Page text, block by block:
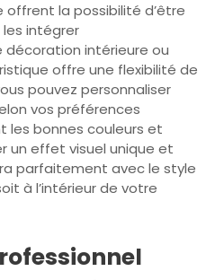
offrent la possibilité d’être
intégrer
intérieure ou
offre une flexibilité de
pouvez personnaliser
vos préférences
les bonnes couleurs et
un effet visuel unique et
parfaitement avec le style
à l’intérieur de votre